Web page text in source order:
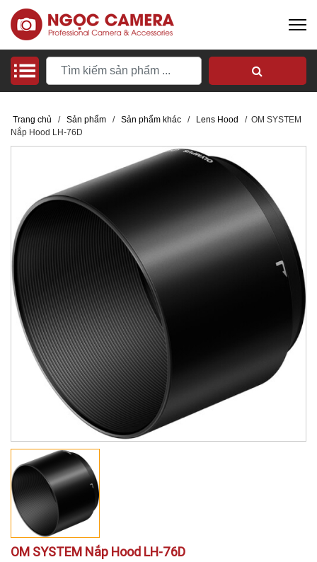
Trang chủ / Sản phẩm / Sản phẩm khác / Lens Hood / OM SYSTEM
Nắp Hood LH-76D
OM SYSTEM Nắp Hood LH-76D